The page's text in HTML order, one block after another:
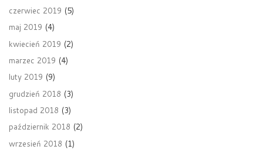
czerwiec 2019 (5)
maj 2019 (4)
kwiecień 2019 (2)
marzec 2019 (4)
luty 2019 (9)
grudzień 2018 (3)
listopad 2018 (3)
październik 2018 (2)
wrzesień 2018 (1)